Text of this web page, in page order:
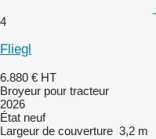
4
Fliegl
6.880 € HT
Broyeur pour tracteur
2026
État neuf
Largeur de couverture 3,2 m